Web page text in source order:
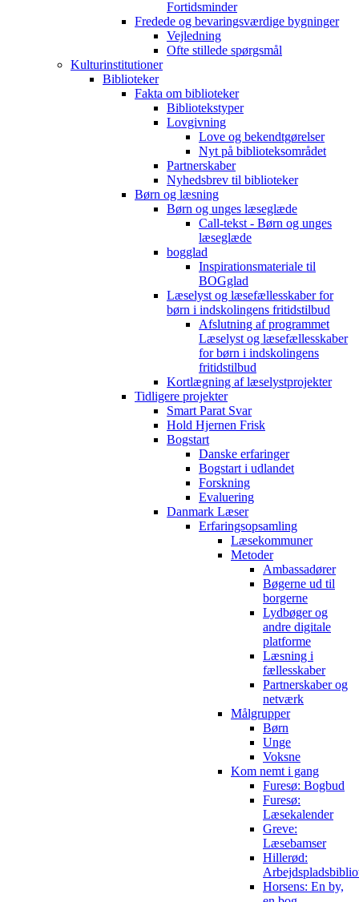
Fortidsminder
Fredede og bevaringsværdige bygninger
Vejledning
Ofte stillede spørgsmål
Kulturinstitutioner
Biblioteker
Fakta om biblioteker
Bibliotekstyper
Lovgivning
Love og bekendtgørelser
Nyt på biblioteksområdet
Partnerskaber
Nyhedsbrev til biblioteker
Børn og læsning
Børn og unges læseglæde
Call-tekst - Børn og unges
læseglæde
bogglad
Inspirationsmateriale til
BOGglad
Læselyst og læsefællesskaber for
børn i indskolingens fritidstilbud
Afslutning af programmet
Læselyst og læsefællesskaber
for børn i indskolingens
fritidstilbud
Kortlægning af læselystprojekter
Tidligere projekter
Smart Parat Svar
Hold Hjernen Frisk
Bogstart
Danske erfaringer
Bogstart i udlandet
Forskning
Evaluering
Danmark Læser
Erfaringsopsamling
Læsekommuner
Metoder
Ambassadører
Bøgerne ud til
borgerne
Lydbøger og
andre digitale
platforme
Læsning i
fællesskaber
Partnerskaber og
netværk
Målgrupper
Børn
Unge
Voksne
Kom nemt i gang
Furesø: Bogbud
Furesø:
Læsekalender
Greve:
Læsebamser
Hillerød:
Horsens: En by,